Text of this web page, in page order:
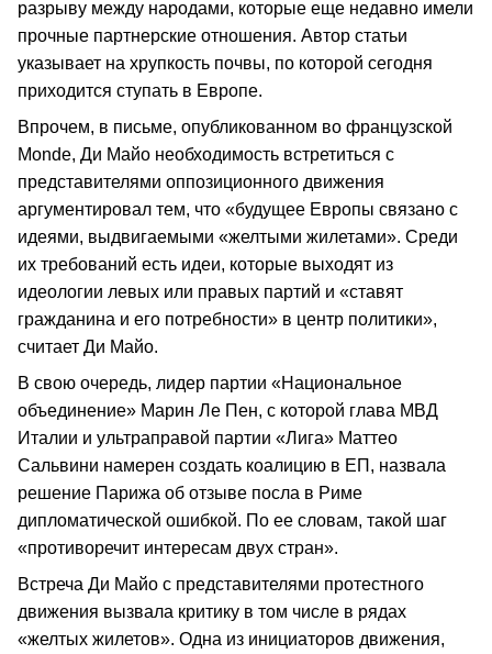
разрыву между народами, которые еще недавно имели
прочные партнерские отношения. Автор статьи
указывает на хрупкость почвы, по которой сегодня
приходится ступать в Европе.
Впрочем, в письме, опубликованном во французской
Monde, Ди Майо необходимость встретиться с
представителями оппозиционного движения
аргументировал тем, что «будущее Европы связано с
идеями, выдвигаемыми «желтыми жилетами». Среди
их требований есть идеи, которые выходят из
идеологии левых или правых партий и «ставят
гражданина и его потребности» в центр политики»,
считает Ди Майо.
В свою очередь, лидер партии «Национальное
объединение» Марин Ле Пен, с которой глава МВД
Италии и ультраправой партии «Лига» Маттео
Сальвини намерен создать коалицию в ЕП, назвала
решение Парижа об отзыве посла в Риме
дипломатической ошибкой. По ее словам, такой шаг
«противоречит интересам двух стран».
Встреча Ди Майо с представителями протестного
движения вызвала критику в том числе в рядах
«желтых жилетов». Одна из инициаторов движения,